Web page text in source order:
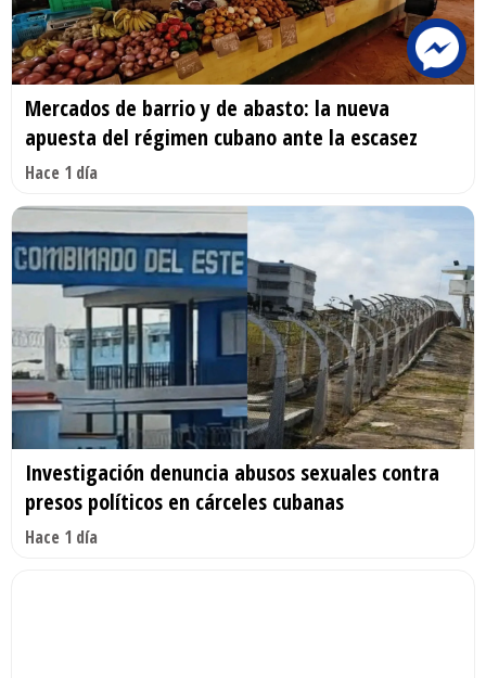
Mercados de barrio y de abasto: la nueva
apuesta del régimen cubano ante la escasez
Hace 1 día
Investigación denuncia abusos sexuales contra
presos políticos en cárceles cubanas
Hace 1 día